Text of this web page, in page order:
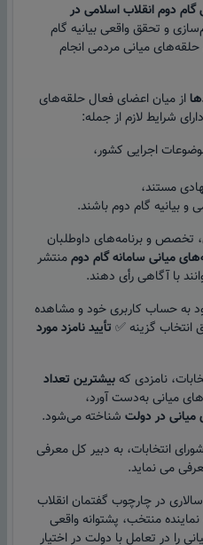
گام دوم انقلاب اسلامی در
و تحقق واقعی بیانیه گام
میانی مردمی انجام
از میان اعضای فعال حلقه‌های
شرایط لازم از جمله:
اجرایی کشور،
مستند،
و بیانیه گام دوم باشند.
و برنامه‌های داوطلبان
میانی سامانه گام دوممنتشر
با آگاهی رأی دهند.
به حساب کاربری خود و مشاهده
انتخاب گزینه ✅ تأیید نامزد مورد
نامزدی کهبیشترین تعداد
میانی به‌دست آورد،
میانی در دولت شناخته می‌شود.
انتخابات، به دبیر کل معرفی
می نماید.
در چارچوب گفتمان انقلاب
منتخب، پشتوانه واقعی
را در تعامل با دولت در اختیار